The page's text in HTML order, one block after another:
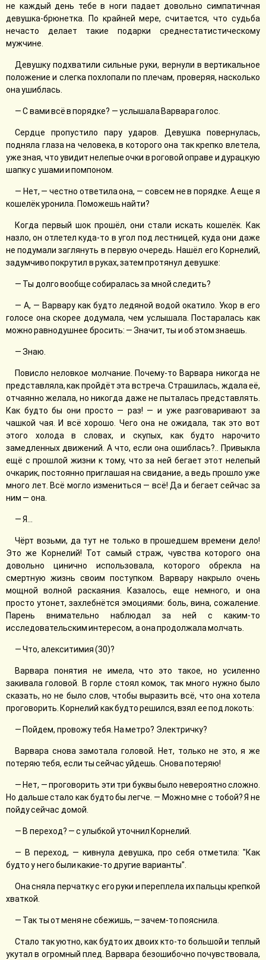
не каждый день тебе в ноги падает довольно симпатичная
девушка-брюнетка. По крайней мере, считается, что судьба
нечасто делает такие подарки среднестатистическому
мужчине.
Девушку подхватили сильные руки, вернули в вертикальное
положение и слегка похлопали по плечам, проверяя, насколько
она ушиблась.
— С вами всё в порядке? — услышала Варвара голос.
Сердце пропустило пару ударов. Девушка повернулась,
подняла глаза на человека, в которого она так крепко влетела,
уже зная, что увидит нелепые очки в роговой оправе и дурацкую
шапку с ушами и помпоном.
— Нет, — честно ответила она, — совсем не в порядке. А еще я
кошелёк уронила. Поможешь найти?
Когда первый шок прошёл, они стали искать кошелёк. Как
назло, он отлетел куда-то в угол под лестницей, куда они даже
не подумали заглянуть в первую очередь. Нашёл его Корнелий,
задумчиво покрутил в руках, затем протянул девушке:
— Ты долго вообще собиралась за мной следить?
— А, — Варвару как будто ледяной водой окатило. Укор в его
голосе она скорее додумала, чем услышала. Постаралась как
можно равнодушнее бросить: — Значит, ты и об этом знаешь.
— Знаю.
Повисло неловкое молчание. Почему-то Варвара никогда не
представляла, как пройдёт эта встреча. Страшилась, ждала её,
отчаянно желала, но никогда даже не пыталась представлять.
Как будто бы они просто — раз! — и уже разговаривают за
чашкой чая. И всё хорошо. Чего она не ожидала, так это вот
этого холода в словах, и скупых, как будто нарочито
замедленных движений. А что, если она ошиблась?.. Привыкла
ещё с прошлой жизни к тому, что за ней бегает этот нелепый
очкарик, постоянно приглашая на свидание, а ведь прошло уже
много лет. Всё могло измениться — всё! Да и бегает сейчас за
ним — она.
— Я...
Чёрт возьми, да тут не только в прошедшем времени дело!
Это же Корнелий! Тот самый страж, чувства которого она
довольно цинично использовала, которого обрекла на
смертную жизнь своим поступком. Варвару накрыло очень
мощной волной раскаяния. Казалось, еще немного, и она
просто утонет, захлебнётся эмоциями: боль, вина, сожаление.
Парень внимательно наблюдал за ней с каким-то
исследовательским интересом, а она продолжала молчать.
— Что, алекситимия (30)?
Варвара понятия не имела, что это такое, но усиленно
закивала головой. В горле стоял комок, так много нужно было
сказать, но не было слов, чтобы выразить всё, что она хотела
проговорить. Корнелий как будто решился, взял ее под локоть:
— Пойдем, провожу тебя. На метро? Электричку?
Варвара снова замотала головой. Нет, только не это, я же
потеряю тебя, если ты сейчас уйдешь. Снова потеряю!
— Нет, — проговорить эти три буквы было невероятно сложно.
Но дальше стало как будто бы легче. — Можно мне с тобой? Я не
пойду сейчас домой.
— В переход? — с улыбкой уточнил Корнелий.
— В переход, — кивнула девушка, про себя отметила: "Как
будто у него были какие-то другие варианты".
Она сняла перчатку с его руки и переплела их пальцы крепкой
хваткой.
— Так ты от меня не сбежишь, — зачем-то пояснила.
Стало так уютно, как будто их двоих кто-то большой и теплый
укутал в огромный плед. Варвара безошибочно почувствовала,